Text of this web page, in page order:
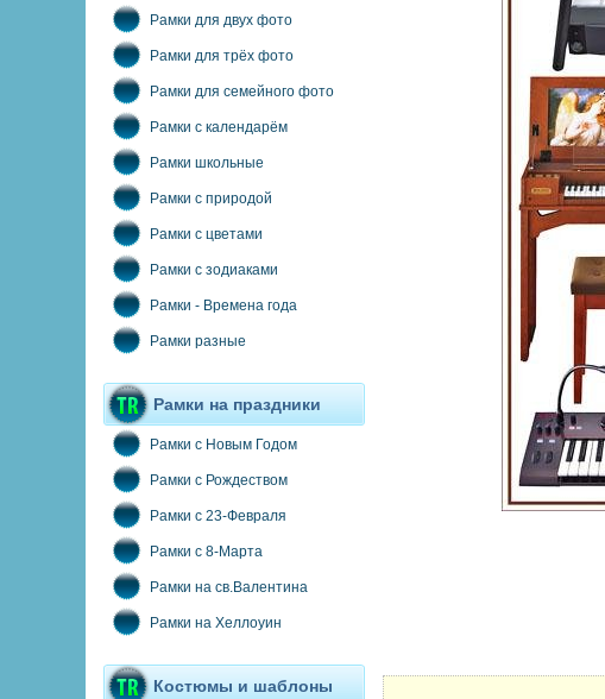
Рамки для двух фото
Рамки для трёх фото
Рамки для семейного фото
Рамки с календарём
Рамки школьные
Рамки с природой
Рамки с цветами
Рамки с зодиаками
Рамки - Времена года
Рамки разные
Рамки на праздники
Рамки с Новым Годом
Рамки с Рождеством
Рамки с 23-Февраля
Рамки с 8-Марта
Рамки на св.Валентина
Рамки на Хеллоуин
Костюмы и шаблоны